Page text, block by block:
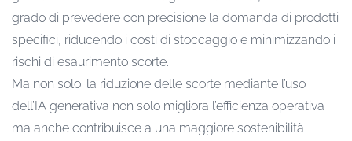
grado di prevedere con precisione la domanda di prodotti
specifici, riducendo i costi di stoccaggio e minimizzando i
rischi di esaurimento scorte.
Ma non solo: la riduzione delle scorte mediante l’uso
dell’IA generativa non solo migliora l’efficienza operativa
ma anche contribuisce a una maggiore sostenibilità